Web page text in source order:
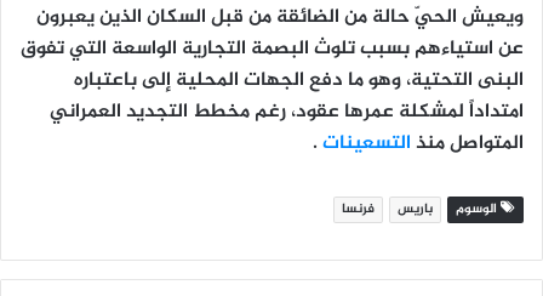
ويعيش الحيّ حالة من الضائقة من قبل السكان الذين يعبرون
عن استياءهم بسبب تلوث البصمة التجارية الواسعة التي تفوق
البنى التحتية، وهو ما دفع الجهات المحلية إلى باعتباره
امتداداً لمشكلة عمرها عقود، رغم مخطط التجديد العمراني
المتواصل منذالتسعينات.
الوسوم باريس فرنسا